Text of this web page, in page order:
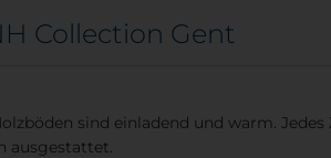
Collection Gent
sind einladend und warm.
ausgestattet.